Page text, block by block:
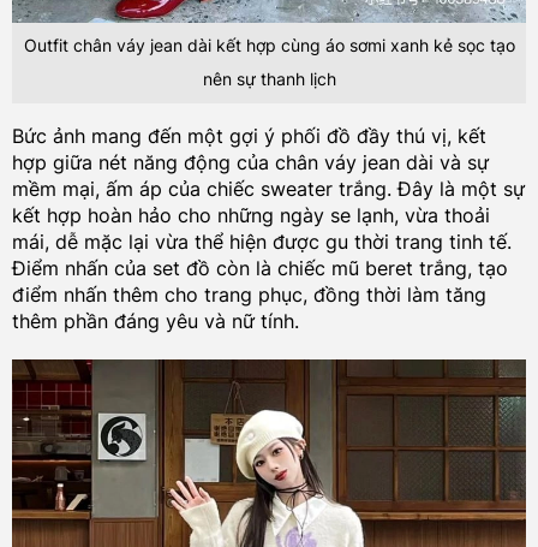
Outfit chân váy jean dài kết hợp cùng áo sơmi xanh kẻ sọc tạo
nên sự thanh lịch
Bức ảnh mang đến một gợi ý phối đồ đầy thú vị, kết
hợp giữa nét năng động của chân váy jean dài và sự
mềm mại, ấm áp của chiếc sweater trắng. Đây là một sự
kết hợp hoàn hảo cho những ngày se lạnh, vừa thoải
mái, dễ mặc lại vừa thể hiện được gu thời trang tinh tế.
Điểm nhấn của set đồ còn là chiếc mũ beret trắng, tạo
điểm nhấn thêm cho trang phục, đồng thời làm tăng
thêm phần đáng yêu và nữ tính.